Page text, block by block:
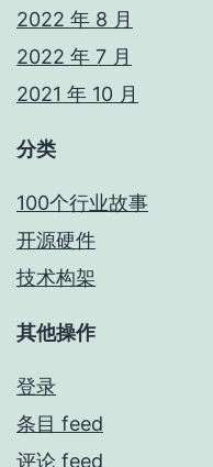
2022 年 8 月
2022 年 7 月
2021 年 10 月
分类
100个行业故事
开源硬件
技术构架
其他操作
登录
条目 feed
评论 feed